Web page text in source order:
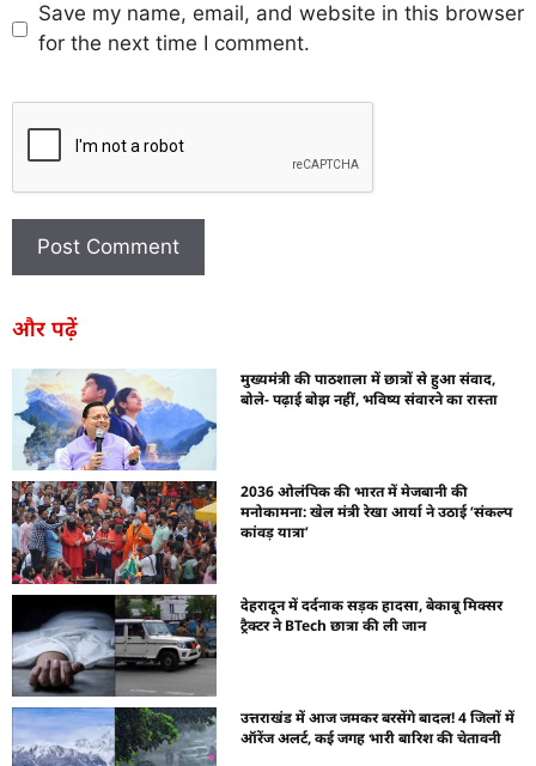
Save my name, email, and website in this browser
for the next time I comment.
और पढ़ें
मुख्यमंत्री की पाठशाला में छात्रों से हुआ संवाद,
बोले- पढ़ाई बोझ नहीं, भविष्य संवारने का रास्ता
2036 ओलंपिक की भारत में मेजबानी की
मनोकामना: खेल मंत्री रेखा आर्या ने उठाई ‘संकल्प
कांवड़ यात्रा’
देहरादून में दर्दनाक सड़क हादसा, बेकाबू मिक्सर
ट्रैक्टर ने BTech छात्रा की ली जान
उत्तराखंड में आज जमकर बरसेंगे बादल! 4 जिलों में
ऑरेंज अलर्ट, कई जगह भारी बारिश की चेतावनी